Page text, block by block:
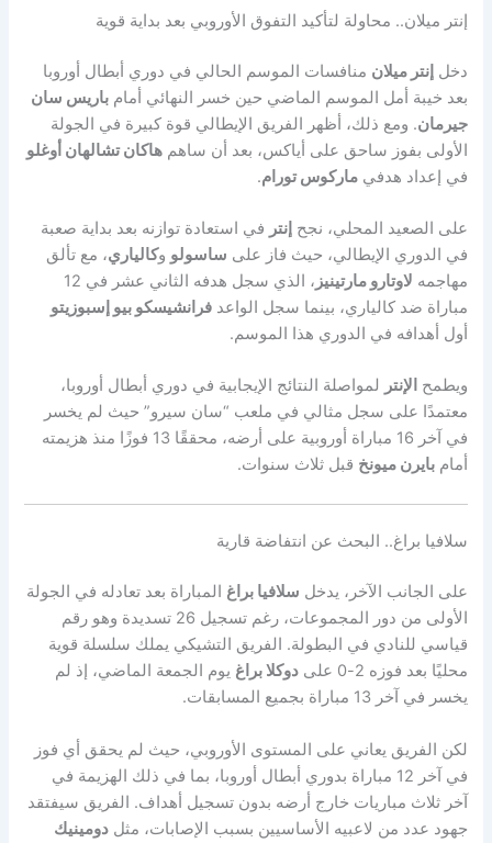
إنتر ميلان.. محاولة لتأكيد التفوق الأوروبي بعد بداية قوية
دخل إنتر ميلان منافسات الموسم الحالي في دوري أبطال أوروبا
بعد خيبة أمل الموسم الماضي حين خسر النهائي أمامباريس سان
جيرمان. ومع ذلك، أظهر الفريق الإيطالي قوة كبيرة في الجولة
الأولى بفوز ساحق على أياكس، بعد أن ساهمهاكان تشالهان أوغلو
في إعداد هدفيماركوس تورام.
على الصعيد المحلي، نجحإنتر في استعادة توازنه بعد بداية صعبة
في الدوري الإيطالي، حيث فاز على ساسولو وكالياري، مع تألق
مهاجمه لاوتارو مارتينيز
، الذي سجل هدفه الثاني عشر في 12
مباراة ضد كالياري، بينما سجل الواعدفرانشيسكو بيو إسبوزيتو
أول أهدافه في الدوري هذا الموسم.
ويطمح الإنتر لمواصلة النتائج الإيجابية في دوري أبطال أوروبا،
معتمدًا على سجل مثالي في ملعب “سان سيرو” حيث لم يخسر
في آخر 16 مباراة أوروبية على أرضه، محققًا 13 فوزًا منذ هزيمته
أمامبايرن ميونخ قبل ثلاث سنوات.
سلافيا براغ.. البحث عن انتفاضة قارية
على الجانب الآخر، يدخل سلافيا براغ المباراة بعد تعادله في الجولة
الأولى من دور المجموعات، رغم تسجيل 26 تسديدة وهو رقم
قياسي للنادي في البطولة. الفريق التشيكي يملك سلسلة قوية
محليًا بعد فوزه 2-0 على
دوكلا براغ يوم الجمعة الماضي، إذ لم
يخسر في آخر 13 مباراة بجميع المسابقات.
لكن الفريق يعاني على المستوى الأوروبي، حيث لم يحقق أي فوز
في آخر 12 مباراة بدوري أبطال أوروبا، بما في ذلك الهزيمة في
آخر ثلاث مباريات خارج أرضه بدون تسجيل أهداف. الفريق سيفتقد
جهود عدد من لاعبيه الأساسيين بسبب الإصابات، مثلدومينيك